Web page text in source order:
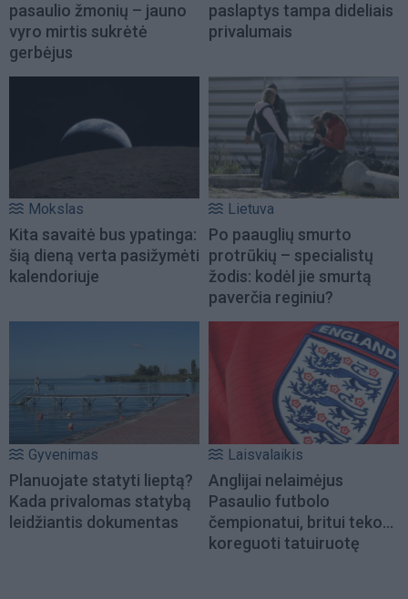
pasaulio žmonių – jauno
vyro mirtis sukrėtė
gerbėjus
paslaptys tampa dideliais
privalumais
Mokslas
Kita savaitė bus ypatinga:
šią dieną verta pasižymėti
kalendoriuje
Lietuva
Po paauglių smurto
protrūkių – specialistų
žodis: kodėl jie smurtą
paverčia reginiu?
Gyvenimas
Planuojate statyti lieptą?
Kada privalomas statybą
leidžiantis dokumentas
Laisvalaikis
Anglijai nelaimėjus
Pasaulio futbolo
čempionatui, britui teko...
koreguoti tatuiruotę